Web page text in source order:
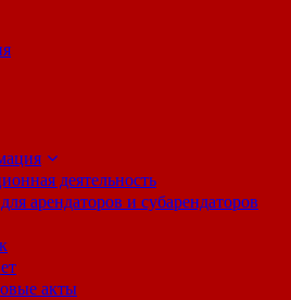
деятельность
арендаторов и субарендаторов
акты